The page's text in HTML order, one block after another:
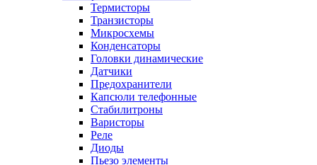
Термисторы
Транзисторы
Микросхемы
Конденсаторы
Головки динамические
Датчики
Предохранители
Капсюли телефонные
Стабилитроны
Варисторы
Реле
Диоды
Пьезо элементы